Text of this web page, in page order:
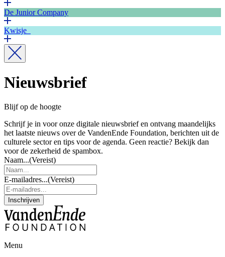
De Junior Company
Kwisje
Nieuwsbrief
Blijf op de hoogte
Schrijf je in voor onze digitale nieuwsbrief en ontvang maandelijks
het laatste nieuws over de VandenEnde Foundation, berichten uit de
culturele sector en tips voor de agenda. Geen reactie? Bekijk dan
voor de zekerheid de spambox.
Naam...(Vereist)
E-mailadres...(Vereist)
Inschrijven
Menu